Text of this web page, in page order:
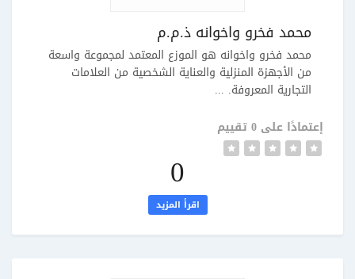
محمد فخرو واخوانه ذ.م.م
محمد فخرو واخوانه هو الموزع المعتمد لمجموعة واسعة
من الأجهزة المنزلية والعناية الشخصية من العلامات
التجارية المعروفة. ...
إعتمادًا على 0 تقييم
0
اقرأ المزيد